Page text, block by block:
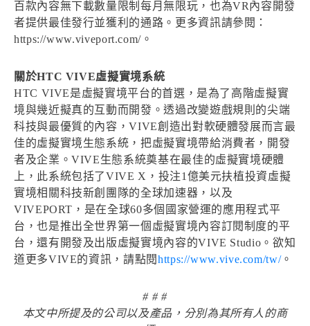
百款內容無下載數量限制每月無限玩，也為VR內容開發
者提供最佳發行並獲利的通路。更多資訊請參閱：
https://www.viveport.com/。
關於HTC VIVE虛擬實境系統
HTC VIVE是虛擬實境平台的首選，是為了高階虛擬實
境與幾近擬真的互動而開發。透過改變遊戲規則的尖端
科技與最優質的內容，VIVE創造出對軟硬體發展而言最
佳的虛擬實境生態系統，把虛擬實境帶給消費者，開發
者及企業。VIVE生態系統奠基在最佳的虛擬實境硬體
上，此系統包括了VIVE X，投注1億美元扶植投資虛擬
實境相關科技新創團隊的全球加速器，以及
VIVEPORT，是在全球60多個國家營運的應用程式平
台，也是推出全世界第一個虛擬實境內容訂閱制度的平
台，還有開發及出版虛擬實境內容的VIVE Studio。欲知
道更多VIVE的資訊，請點閱https://www.vive.com/tw/。
# # #
本文中所提及的公司以及產品，分別為其所有人的商